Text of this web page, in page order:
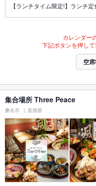
【ランチタイム限定!】ランチ
カレンダー
下記ボタンを押して
空
集合場所 Three Peace
桑名市 居酒屋